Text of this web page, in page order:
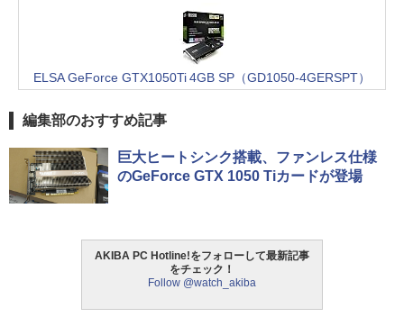
ELSA GeForce GTX1050Ti 4GB SP（GD1050-4GERSPT）
編集部のおすすめ記事
巨大ヒートシンク搭載、ファンレス仕様
のGeForce GTX 1050 Tiカードが登場
AKIBA PC Hotline!をフォローして最新記事
をチェック！
Follow @watch_akiba